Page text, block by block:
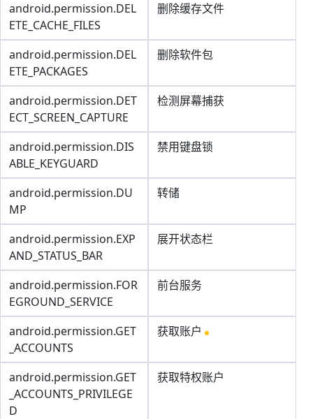
android.permission.DEL
ETE_CACHE_FILES
删除缓存文件
android.permission.DEL
ETE_PACKAGES
删除软件包
android.permission.DET
ECT_SCREEN_CAPTURE
检测屏幕捕获
android.permission.DIS
ABLE_KEYGUARD
禁用键盘锁
android.permission.DU
MP
转储
android.permission.EXP
AND_STATUS_BAR
展开状态栏
android.permission.FOR
EGROUND_SERVICE
前台服务
android.permission.GET
_ACCOUNTS
获取账户
android.permission.GET
_ACCOUNTS_PRIVILEGE
D
获取特权账户